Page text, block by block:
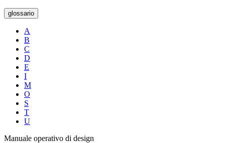
glossario
A
B
C
D
E
I
M
O
S
T
U
Manuale operativo di design